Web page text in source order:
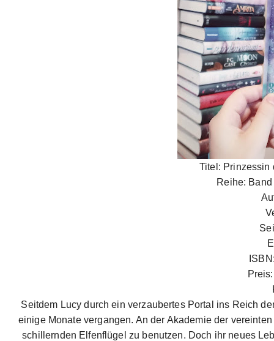
Titel: Prinzessin
Reihe:
Seitdem Lucy durch ein verzaubertes Portal ins Reich
einige Monate vergangen. An der Akademie der
schillernden Elfenflügel zu benutzen. Doch ihr neues